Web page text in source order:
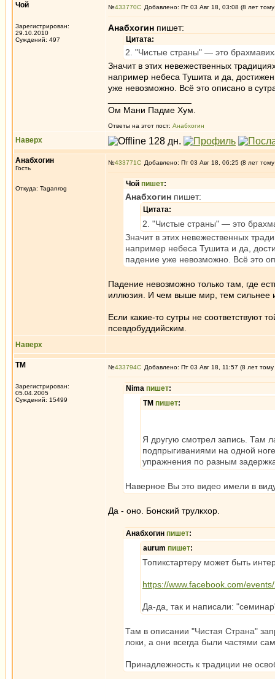
Чой
Зарегистрирован:
29.10.2010
Суждений: 497
№433770 Добавлено: Пт 03 Авг 18, 03:08 (8 лет
Анабхогин пишет:
Цитата:
2. "Чистые страны" — это
Значит в этих невежественных
например небеса Тушита и да,
уже невозможно. Всё это описано в
Ом Мани Падме Хум.
Ответы на этот пост: Анабхогин
Наверх
Анабхогин
Гость
Откуда: Taganrog
№433771 Добавлено: Пт 03 Авг 18, 06:25 (8 лет
Чой пишет:
Анабхогин пишет:
Цитата:
2. "Чистые страны" — это
Значит в этих невежественных
например небеса Тушита и да,
падение уже невозможно. Всё это
Падение невозможно только там, где
иллюзия. И чем выше мир, тем сильнее
Если какие-то сутры не соответствуют
псевдобуддийским.
Наверх
ТМ
Зарегистрирован:
05.04.2005
Суждений: 15499
№433794 Добавлено: Пт 03 Авг 18, 11:57 (8 лет тому
Nima пишет:
ТМ пишет:
Я другую смотрел запись. Там
подпрыгиваниями на одной
упражнения по разным
Наверное Вы это видео имели в
Да - оно. Бонский трулкхор.
Анабхогин пишет:
aurum пишет:
Топикстартеру может быть
https://www.facebook.com/
Да-да, так и написали:
Там в описании "Чистая Страна"
локи, а они всегда были частями
Принадлежность к традиции не